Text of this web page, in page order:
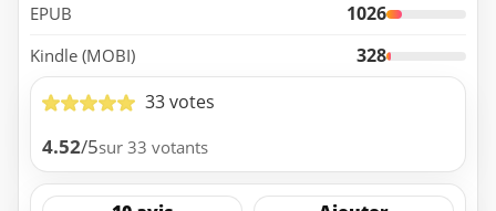
EPUB 1026
Kindle (MOBI)
328
33 votes
4.52/5sur 33 votants